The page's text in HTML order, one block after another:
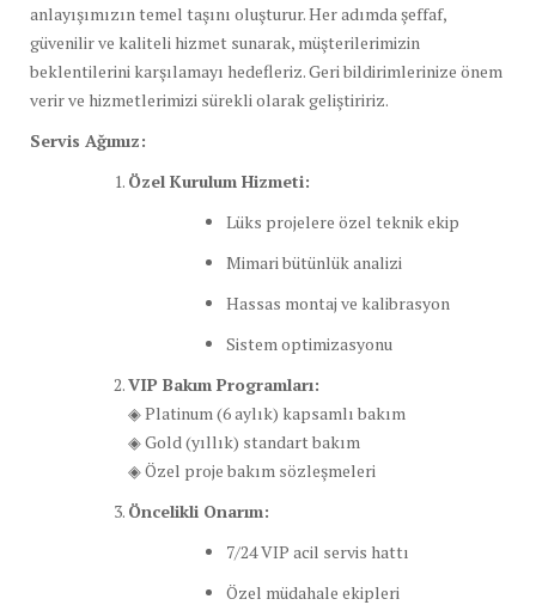
anlayışımızın temel taşını oluşturur. Her adımda şeffaf,
güvenilir ve kaliteli hizmet sunarak, müşterilerimizin
beklentilerini karşılamayı hedefleriz. Geri bildirimlerinize önem
verir ve hizmetlerimizi sürekli olarak geliştiririz.
Servis Ağımız:
Özel Kurulum Hizmeti:
Lüks projelere özel teknik ekip
Mimari bütünlük analizi
Hassas montaj ve kalibrasyon
Sistem optimizasyonu
VIP Bakım Programları:
◈ Platinum (6 aylık) kapsamlı bakım
◈ Gold (yıllık) standart bakım
◈ Özel proje bakım sözleşmeleri
Öncelikli Onarım:
7/24 VIP acil servis hattı
Özel müdahale ekipleri